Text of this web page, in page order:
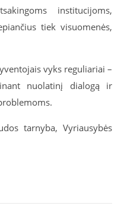
institucijoms,
tiek visuomenės,
vyks reguliariai –
nuolatinį dialogą ir
tarnyba, Vyriausybės